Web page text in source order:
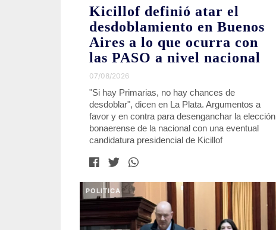
Kicillof definió atar el
desdoblamiento en Buenos
Aires a lo que ocurra con
las PASO a nivel nacional
07/08/2026
"Si hay Primarias, no hay chances de
desdoblar", dicen en La Plata. Argumentos a
favor y en contra para desenganchar la elección
bonaerense de la nacional con una eventual
candidatura presidencial de Kicillof
POLITICA